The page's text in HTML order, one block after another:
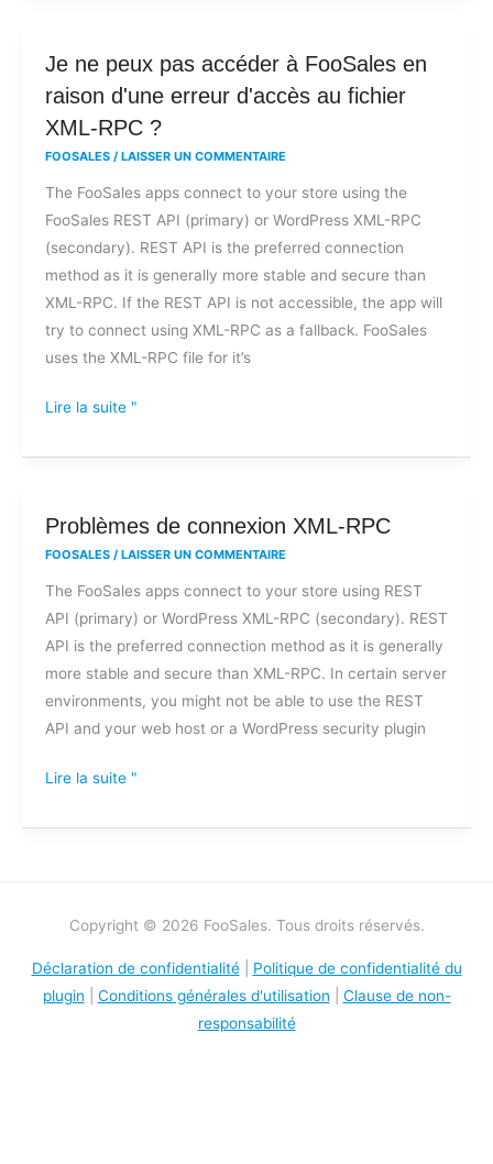
Je ne peux pas accéder à FooSales en
raison d'une erreur d'accès au fichier
XML-RPC ?
FOOSALES / LAISSER UN COMMENTAIRE
The FooSales apps connect to your store using the
FooSales REST API (primary) or WordPress XML-RPC
(secondary). REST API is the preferred connection
method as it is generally more stable and secure than
XML-RPC. If the REST API is not accessible, the app will
try to connect using XML-RPC as a fallback. FooSales
uses the XML-RPC file for it’s
Je
ne
à
FooSales
en
raison
d'une
erreur
d'accès
fichier
Lire la suite "
Problèmes de connexion XML-RPC
FOOSALES / LAISSER UN COMMENTAIRE
The FooSales apps connect to your store using REST
API (primary) or WordPress XML-RPC (secondary). REST
API is the preferred connection method as it is generally
more stable and secure than XML-RPC. In certain server
environments, you might not be able to use the REST
API and your web host or a WordPress security plugin
Problèmes
de
Lire la suite "
Copyright © 2026 FooSales. Tous droits réservés.
Déclaration de confidentialité| Politique de confidentialité du
plugin
Conditions générales d'utilisation
Clause de non-
responsabilité